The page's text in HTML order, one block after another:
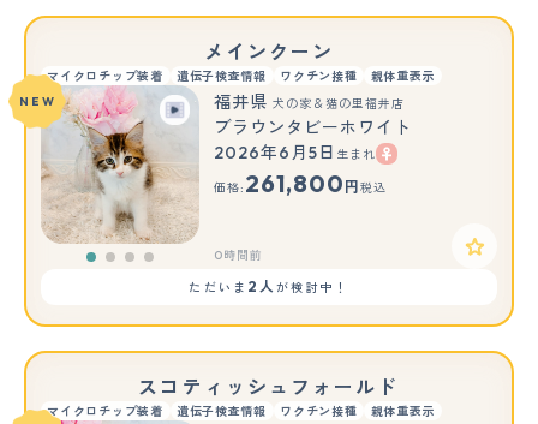
メインクーン
マイクロチップ装着 遺伝子検査情報 ワクチン接種
親体重表示
NEW
福井県 犬の家＆猫の里福井店
ブラウンタビーホワイト
2026年6月5日 生まれ
価格: 261,800 円 税込
0時間前
ただいま 2人が検討中！
スコティッシュフォールド
マイクロチップ装着 遺伝子検査情報 ワクチン接種
親体重表示